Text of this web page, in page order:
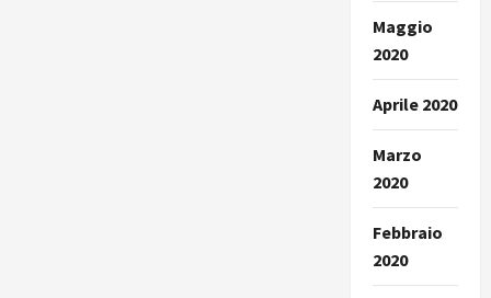
Maggio
2020
Aprile 2020
Marzo
2020
Febbraio
2020